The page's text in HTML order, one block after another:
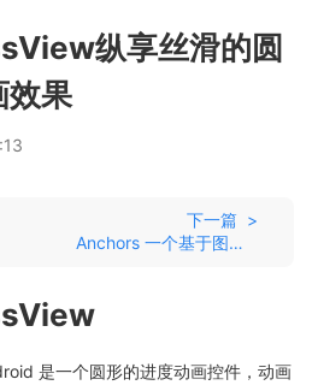
纵享丝滑的圆
效果
下一篇 >
Anchors 一个基于图结构，支持同异步依赖任务初始化 Android 启动框架
是一个圆形的进度动画控件，动画